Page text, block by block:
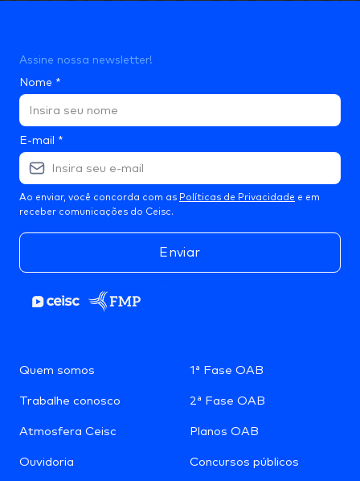
Quem somos
Trabalhe conosco
Atmosfera Ceisc
Ouvidoria
1ª Fase OAB
2ª Fase OAB
Planos OAB
Concursos públicos
Assine nossa newsletter!
Nome *
E-mail *
Ao enviar, você concorda com as Políticas de Privacidade e em
receber comunicações do Ceisc.
Enviar